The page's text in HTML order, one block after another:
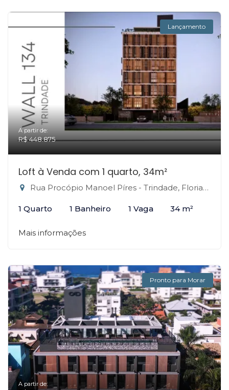
Lançamento
A partir de:
R$ 448.875
Loft à Venda com 1 quarto, 34m²
Rua Procópio Manoel Píres - Trindade, Florianópolis-SC
1 Quarto 1 Banheiro 1 Vaga 34 m²
Mais informações
Pronto para Morar
A partir de: